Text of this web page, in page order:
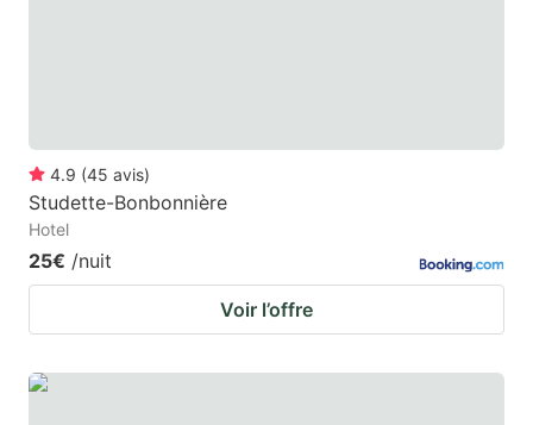
4.9 (45 avis)
Studette-Bonbonnière
Hotel
25€ /nuit
Voir l’offre